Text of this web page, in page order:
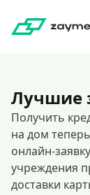
Лучшие
Получить
на дом
онлайн-
учреждения
доставки